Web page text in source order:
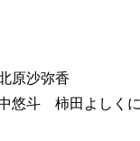
原沙弥香
斗 柿田よしくに